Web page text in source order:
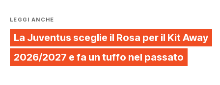
LEGGI ANCHE
La Juventus sceglie il Rosa per il Kit Away
2026/2027 e fa un tuffo nel passato